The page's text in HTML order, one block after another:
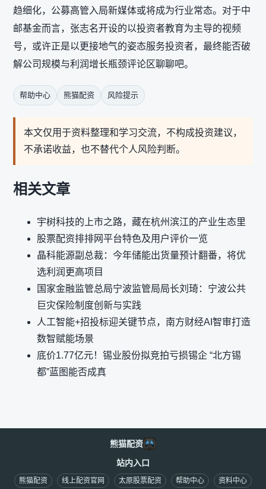
趋细化，公募高管入局新媒体或将成为行业常态。对于中
邮基金而言，张志名开设的以投资者教育为主导的视频
号，或许正是以更接地气的姿态服务投资者，最终能否破
解公司规模与利润增长瓶颈评论区聊聊吧。
帮助中心 熊猫配资 风险提示
本文仅用于资料整理和学习交流，不构成投资建议，
不承诺收益，也不替代个人风险判断。
相关文章
宇树科技的上市之路，藏在杭州滨江的产业生态里
股票配资排排网平台特色及用户评价一览
晶科能源副总裁：今年储能出货量预计翻番，将优
选利润更高项目
国家金融监管总局宁波监管局局长刘琦：宁波公共
巨灾保险制度创新与实践
人工智能+招投标迎关键节点，南方财经AI智审打造
数智赋能场景
底价1.77亿元！锡业股份拟竞拍亏损锡企 “北方锡
都”蓝图能否成真
熊猫配资
站内入口
熊猫配资 线上配资官网 太原股票配资 帮助中心 资料中心